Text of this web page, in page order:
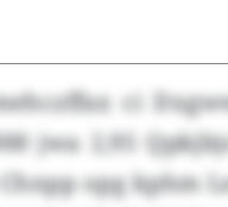
ci
jwa 2,95
opg kphm